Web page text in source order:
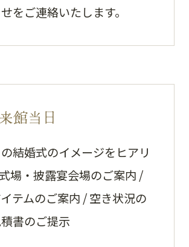
をご連絡いたします。
館当日
結婚式のイメージをヒアリ
場・披露宴会場のご案内 /
テムのご案内 / 空き状況の
書のご提示